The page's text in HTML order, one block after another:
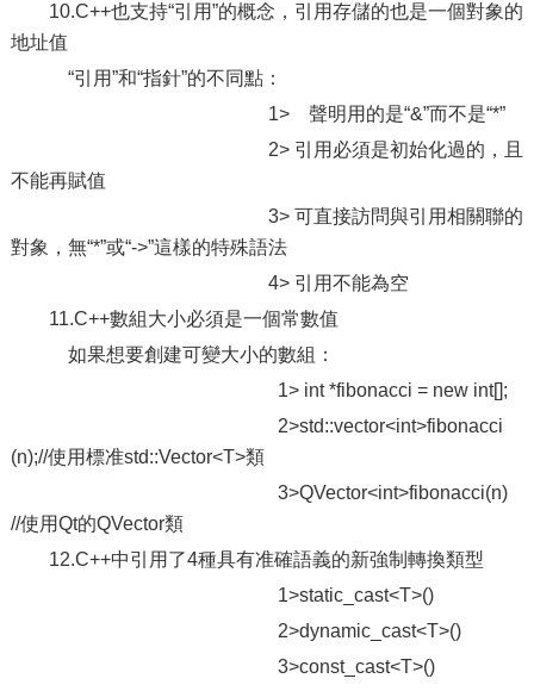
10.C++也支持“引用”的概念，引用存儲的也是一個對象的
地址值
“引用”和“指針”的不同點：
1> 聲明用的是“&”而不是“*”
2> 引用必須是初始化過的，且
不能再賦值
3> 可直接訪問與引用相關聯的
對象，無“*”或“->”這樣的特殊語法
4> 引用不能為空
11.C++數組大小必須是一個常數值
如果想要創建可變大小的數組：
1> int *fibonacci = new int[];
2>std::vector<int>fibonacci
(n);//使用標准std::Vector<T>類
3>QVector<int>fibonacci(n)
//使用Qt的QVector類
12.C++中引用了4種具有准確語義的新強制轉換類型
1>static_cast<T>()
2>dynamic_cast<T>()
3>const_cast<T>()